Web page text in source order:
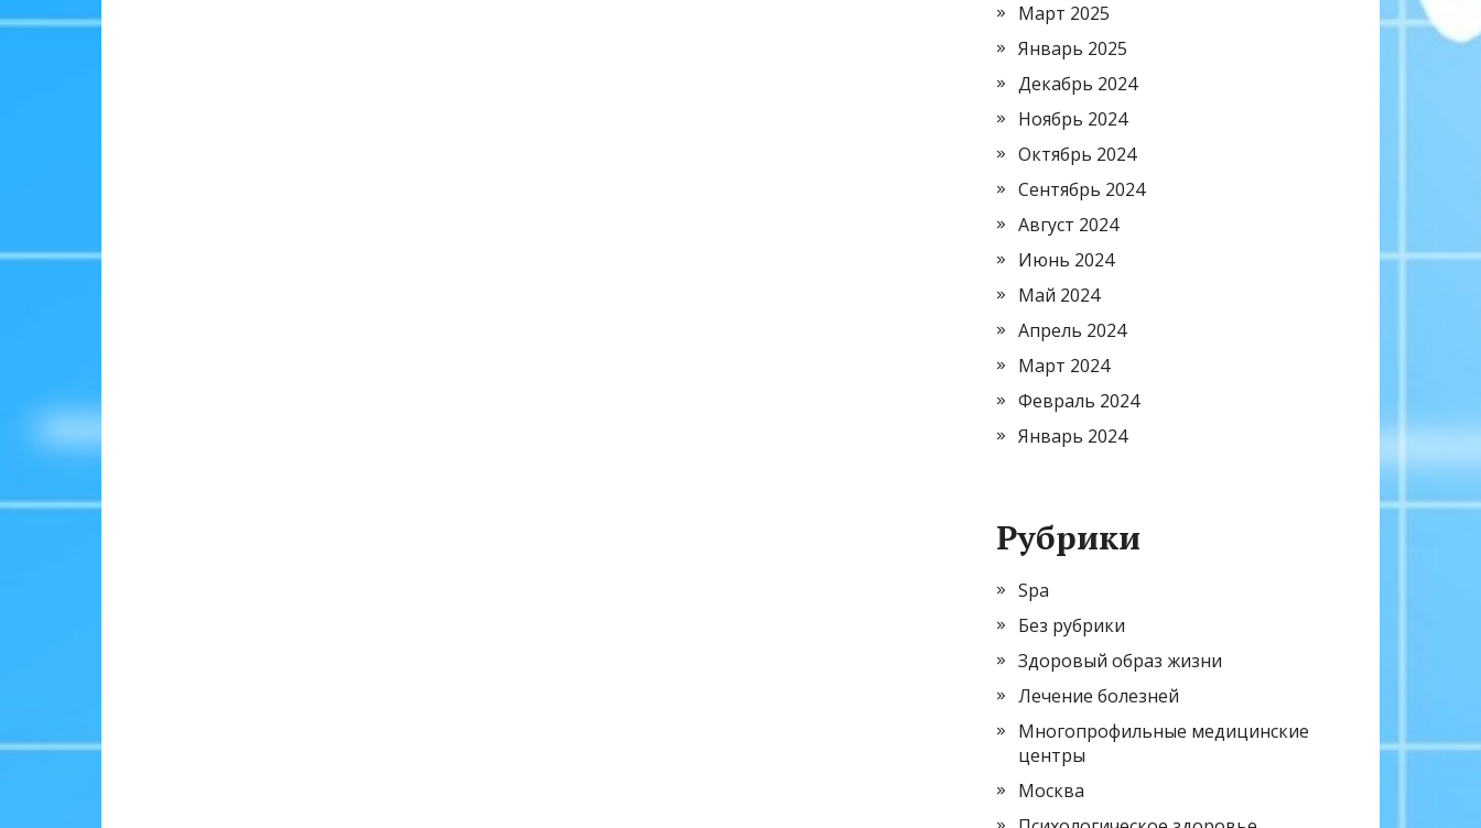
Март 2025
Январь 2025
Декабрь 2024
Ноябрь 2024
Октябрь 2024
Сентябрь 2024
Август 2024
Июнь 2024
Май 2024
Апрель 2024
Март 2024
Февраль 2024
Январь 2024
Рубрики
Spa
Без рубрики
Здоровый образ жизни
Лечение болезней
Многопрофильные медицинские
центры
Москва